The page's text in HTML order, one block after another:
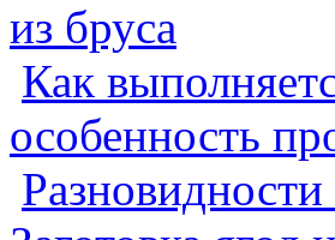
из бруса
Как
особенность